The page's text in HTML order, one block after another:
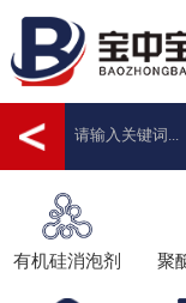
有机硅消泡剂 聚